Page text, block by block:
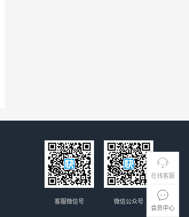
在线客服
会员中心
微信公众号
客服微信号